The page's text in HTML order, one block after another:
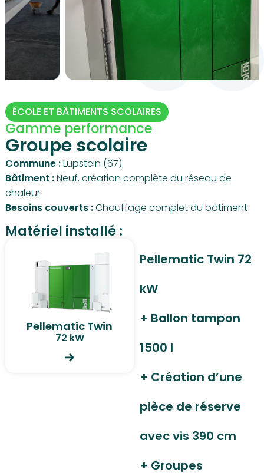
ÉCOLE ET BÂTIMENTS SCOLAIRES
Gamme performance
Groupe scolaire
Commune :Lupstein (67)
Bâtiment :Neuf, création complète du réseau de
chaleur
Besoins couverts :Chauffage complet du bâtiment
Matériel installé :
Pellematic Twin
72 kW
Pellematic Twin 72
kW
+ Ballon tampon
1500 l
+ Création d’une
pièce de réserve
avec vis 390 cm
+ Groupes